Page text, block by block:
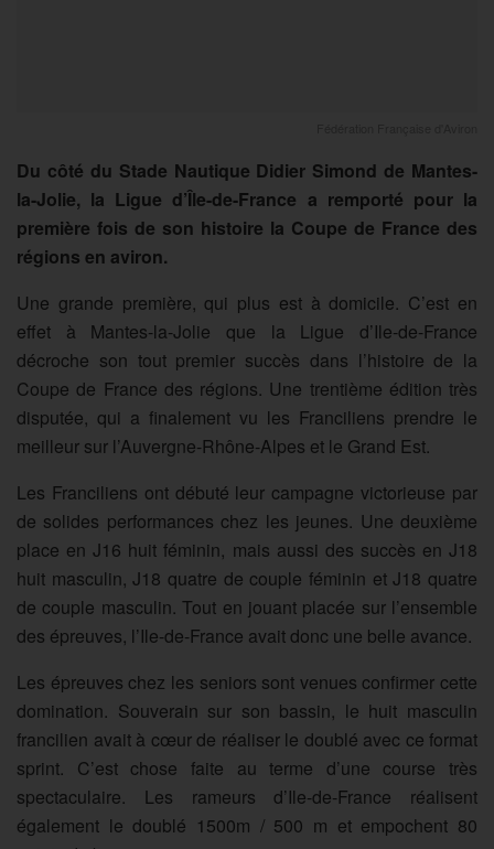
Du côté du Stade Nautique Didier Simond de Mantes-
la-Jolie, la Ligue d’Île-de-France a remporté pour la
première fois de son histoire la Coupe de France des
régions en aviron.
Une grande première, qui plus est à domicile. C’est en
effet à Mantes-la-Jolie que la Ligue d’Ile-de-France
décroche son tout premier succès dans l’histoire de la
Coupe de France des régions. Une trentième édition très
disputée, qui a finalement vu les Franciliens prendre le
meilleur sur l’Auvergne-Rhône-Alpes et le Grand Est.
Les Franciliens ont débuté leur campagne victorieuse par
de solides performances chez les jeunes. Une deuxième
place en J16 huit féminin, mais aussi des succès en J18
huit masculin, J18 quatre de couple féminin et J18 quatre
de couple masculin. Tout en jouant placée sur l’ensemble
des épreuves, l’Ile-de-France avait donc une belle avance.
Les épreuves chez les seniors sont venues confirmer cette
domination. Souverain sur son bassin, le huit masculin
francilien avait à cœur de réaliser le doublé avec ce format
sprint. C’est chose faite au terme d’une course très
spectaculaire. Les rameurs d’Ile-de-France réalisent
également le doublé 1500m / 500 m et empochent 80